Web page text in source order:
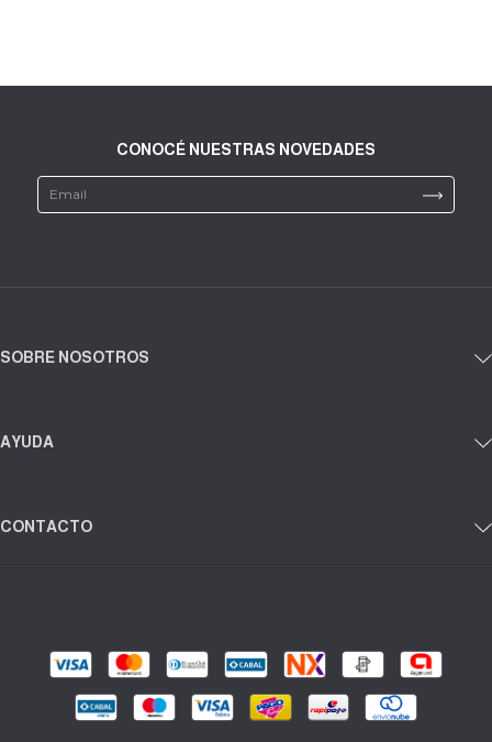
CONOCÉ NUESTRAS NOVEDADES
SOBRE NOSOTROS
AYUDA
CONTACTO